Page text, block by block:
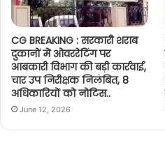
CG BREAKING : सरकारी शराब
दुकानों में ओवररेटिंग पर
आबकारी विभाग की बड़ी कार्रवाई,
चार उप निरीक्षक निलंबित, 8
अधिकारियों को नोटिस..
June 12, 2026